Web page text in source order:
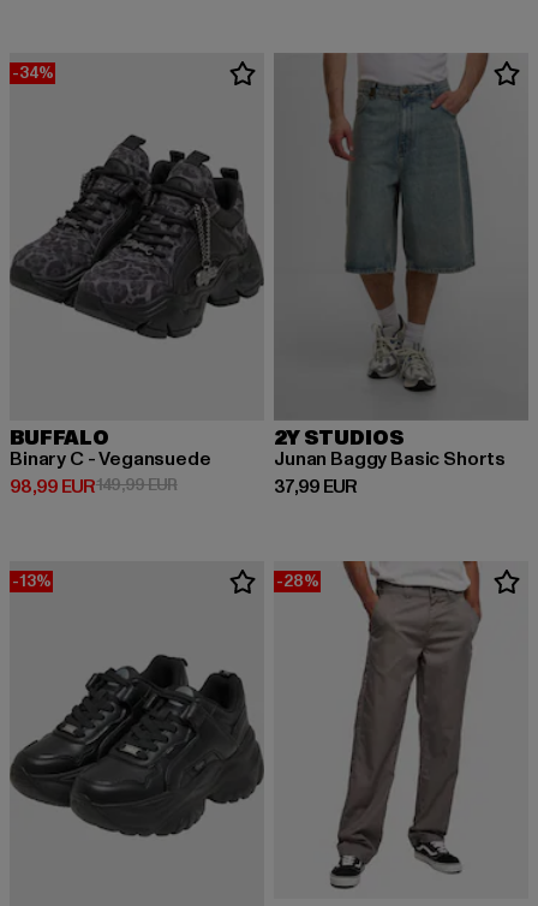
-34%
BUFFALO
Binary C - Vegansuede
98,99 EUR
Derzeitiger Preis: 98,99 EUR
149,99 EURAktionspreis: 149,99 EUR
2Y STUDIOS
Junan Baggy Basic Shorts
37,99 EUR
Derzeitiger Preis: 37,99 EUR
-13% -28%